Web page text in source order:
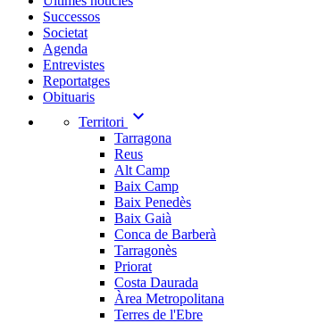
Successos
Societat
Agenda
Entrevistes
Reportatges
Obituaris
Territori
expand_more
Tarragona
Reus
Alt Camp
Baix Camp
Baix Penedès
Baix Gaià
Conca de Barberà
Tarragonès
Priorat
Costa Daurada
Àrea Metropolitana
Terres de l'Ebre